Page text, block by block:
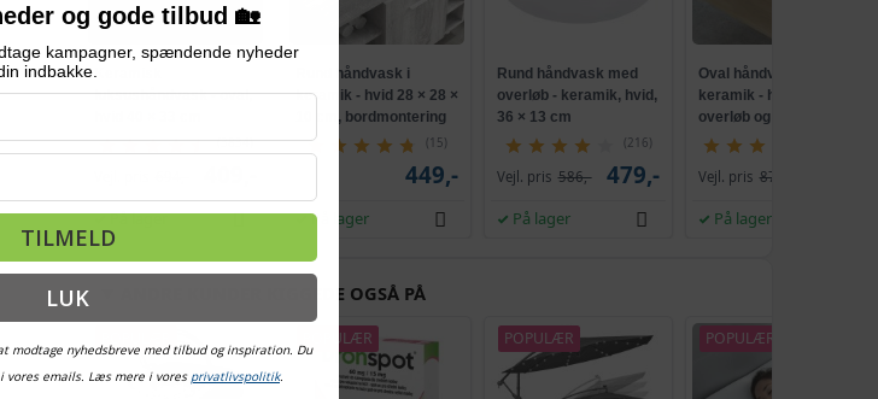
Keramisk
luksushåndvask - oval,
(3834)
På lager
Rund håndvask i
keramik - hvid 28 × 28 ×
10 cm, bordmontering
(15)
449,-
På lager
Rund håndvask med
overløb - keramik, hvid,
36 × 13 cm
(216)
Vejl. pris 586,- 479,-
På lager
Oval håndvask i
keramik - hvid, med
overløb og hanehul,
58,5 × 39 × 21 cm
Vejl. pris 874,-
På lager
ANDRE KUNDER KIGGEDE OGSÅ PÅ
POPULÆR POPULÆR POPULÆR
og gode tilbud 🏡
kampagner, spændende nyheder
indbakke.
TILMELD
LUK
modtage nyhedsbreve med tilbud og inspiration. Du
vores emails. Læs mere i vores privatlivspolitik.